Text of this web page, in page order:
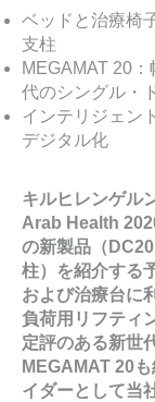
ベッドと治療椅
支柱
MEGAMAT 20
代のシングル・
インテリジェン
デジタル化
キルヒレンゲル
Arab Health
の新製品（
柱）を紹介する
および治療台に
負荷用リフティ
定評のある新世
MEGAMAT 20
イダーとして当